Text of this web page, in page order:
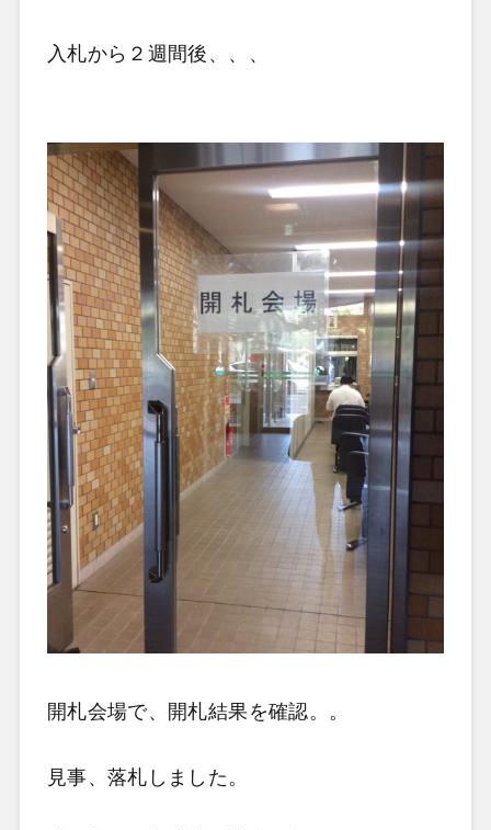
入札から２週間後、、、
開札会場で、開札結果を確認。。
見事、落札しました。